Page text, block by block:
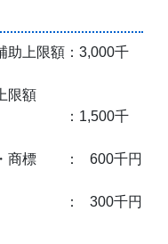
助上限額：3,000千
限額
千
・商標 ： 600千円
： 300千円